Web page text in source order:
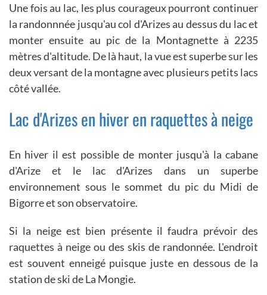
Une fois au lac, les plus courageux pourront continuer
la randonnnée jusqu'au col d'Arizes au dessus du lac et
monter ensuite au pic de la Montagnette à 2235
mètres d'altitude. De là haut, la vue est superbe sur les
deux versant de la montagne avec plusieurs petits lacs
côté vallée.
Lac d'Arizes en hiver en raquettes à neige
En hiver il est possible de monter jusqu'à la cabane
d'Arize et le lac d'Arizes dans un superbe
environnement sous le sommet du pic du Midi de
Bigorre et son observatoire.
Si la neige est bien présente il faudra prévoir des
raquettes à neige ou des skis de randonnée. L'endroit
est souvent enneigé puisque juste en dessous de la
station de ski de La Mongie.